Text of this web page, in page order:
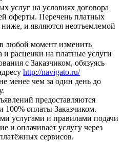
услуг на условиях договора
оферты. Перечень платных
и являются неотъемлемой
любой момент изменить
и расценки на платные услуги
с Заказчиком, обязуясь
http://navigato.ru/
менее чем за один день до
предоставляются
100% оплаты Заказчиком.
услугами и правилами подачи
и оплачивает услугу через
сервисов.